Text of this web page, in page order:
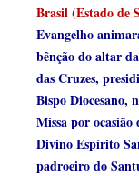
Brasil (Estado de
Evangelho
bênção do altar
das Cruzes,
Bispo Diocesano,
Missa por ocasião
Divino Espírito
padroeiro do